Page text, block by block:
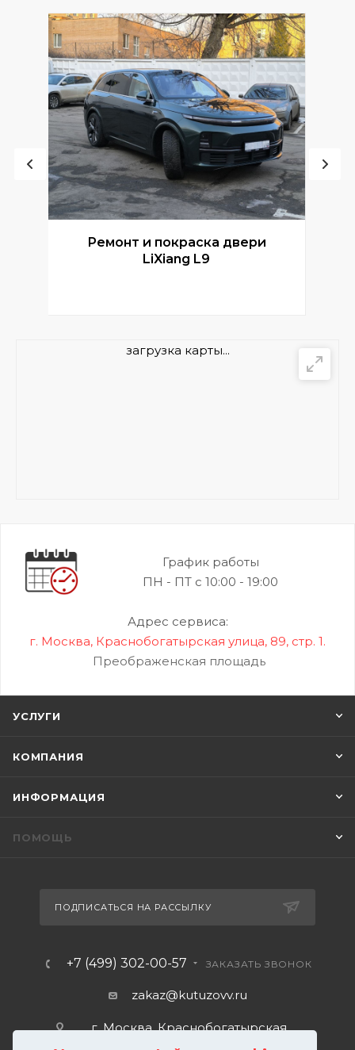
Ремонт и покраска двери
LiXiang L9
загрузка карты...
График работы
ПН - ПТ с 10:00 - 19:00
Адрес сервиса:
г. Москва, Краснобогатырская улица, 89, стр. 1.
Преображенская площадь
УСЛУГИ
КОМПАНИЯ
ИНФОРМАЦИЯ
ПОМОЩЬ
ПОДПИСАТЬСЯ НА РАССЫЛКУ
+7 (499) 302-00-57 ЗАКАЗАТЬ ЗВОНОК
zakaz@kutuzovv.ru
г. Москва, Краснобогатырская